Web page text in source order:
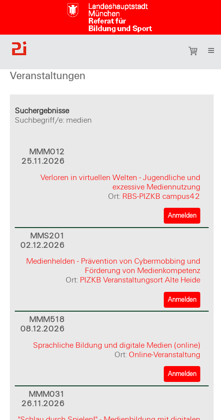
Veranstaltungen
Suchergebnisse
Suchbegriff/e: medien
MMM012
25.11.2026
Verloren in virtuellen Welten - Jugendliche und
exzessive Mediennutzung
Ort: RBS-PIZKB campus42
Anmelden
MMS201
02.12.2026
Medienhelden - Prävention von Cybermobbing und
Förderung von Medienkompetenz
Ort: PIZKB Veranstaltungsort Alte Heide
Anmelden
MMM518
08.12.2026
Sprachliche Bildung und digitale Medien (online)
Ort: Online-Veranstaltung
Anmelden
MMM031
26.11.2026